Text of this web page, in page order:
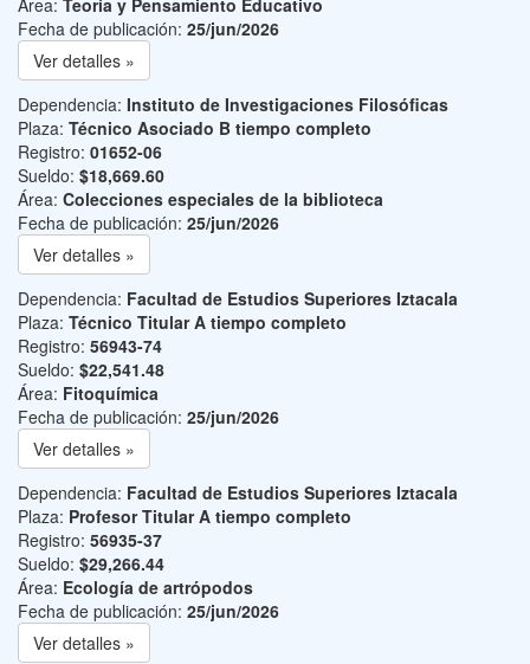
Área: Teoría y Pensamiento Educativo
Fecha de publicación: 25/jun/2026
Ver detalles »
Dependencia: Instituto de Investigaciones Filosóficas
Plaza: Técnico Asociado B tiempo completo
Registro: 01652-06
Sueldo: $18,669.60
Área: Colecciones especiales de la biblioteca
Fecha de publicación: 25/jun/2026
Ver detalles »
Dependencia: Facultad de Estudios Superiores Iztacala
Plaza: Técnico Titular A tiempo completo
Registro: 56943-74
Sueldo: $22,541.48
Área: Fitoquímica
Fecha de publicación: 25/jun/2026
Ver detalles »
Dependencia: Facultad de Estudios Superiores Iztacala
Plaza: Profesor Titular A tiempo completo
Registro: 56935-37
Sueldo: $29,266.44
Área: Ecología de artrópodos
Fecha de publicación: 25/jun/2026
Ver detalles »